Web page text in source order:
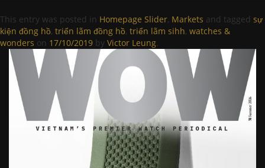
This entry was posted in Homepage Slider, Markets and tagged sự
kiện đồng hồ, triển lãm đồng hồ, triển lãm sihh, watches &
wonders on 17/10/2019 by Victor Leung.